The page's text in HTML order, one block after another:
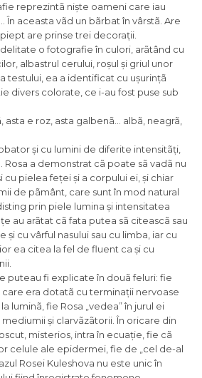
reprezintã niște oameni care iau
În aceasta vãd un bãrbat în vârstã. Are
are prinse trei decorații.
o fotografie în culori, arãtând cu
albastrul cerului, roșul și griul unor
testului, ea a identificat cu ușurințã
divers colorate, ce i-au fost puse sub
asta e roz, asta galbenã… albã, neagrã,
și cu lumini de diferite intensitãți,
a demonstrat cã poate sã vadã nu
cu pielea feței și a corpului ei, și chiar
de pãmânt, care sunt în mod natural
prin piele lumina și intensitatea
au arãtat cã fata putea sã citeascã sau
și cu vârful nasului sau cu limba, iar cu
ea citea la fel de fluent ca și cu
puteau fi explicate în douã feluri: fie
care era dotatã cu terminații nervoase
luminã, fie Rosa „vedea” în jurul ei
și clarvãzãtorii. În oricare din
misterios, intra în ecuație, fie cã
celule ale epidermei, fie de „cel de-al
Rosei Kuleshova nu este unic în